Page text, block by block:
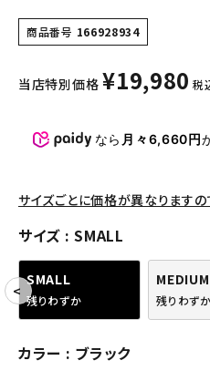
バックパック・リュック
その他バッグ類
パンツ・ショーツ
COLLABORATION BRAND
SEASON
CONTENTS
商品番号 166928934
当店特別価格 ¥19,980 税
なら 月々6,660円
サイズごとに価格が異なりますの
サイズ SMALL
SMALL
残りわずか
MEDIUM
残りわずか
カラー ブラック